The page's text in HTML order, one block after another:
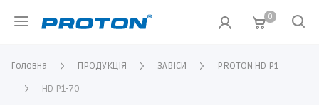
0
Головна ПРОДУКЦІЯ ЗАВІСИ
PROTON HD P1
HD P1-70